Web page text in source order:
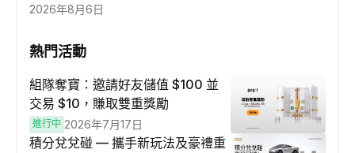
2026年8月6日
熱門活動
組隊奪寶：邀請好友儲值 $100 並
交易 $10，賺取雙重獎勵
進行中 2026年7月17日
積分兌兌碰 — 攜手新玩法及豪禮重